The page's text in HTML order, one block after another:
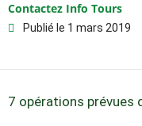
Contactez Info Tours
Publié le 1 mars 2019
7 opérations prévues